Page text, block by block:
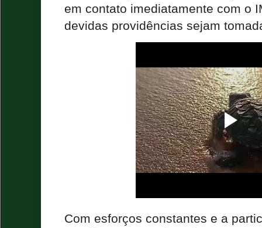
em contato imediatamente com o
devidas providências sejam
Com esforços constantes e a